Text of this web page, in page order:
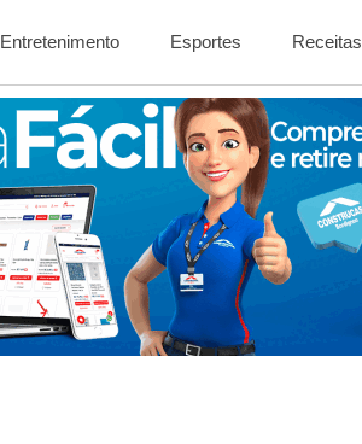
Entretenimento Esportes Receitas